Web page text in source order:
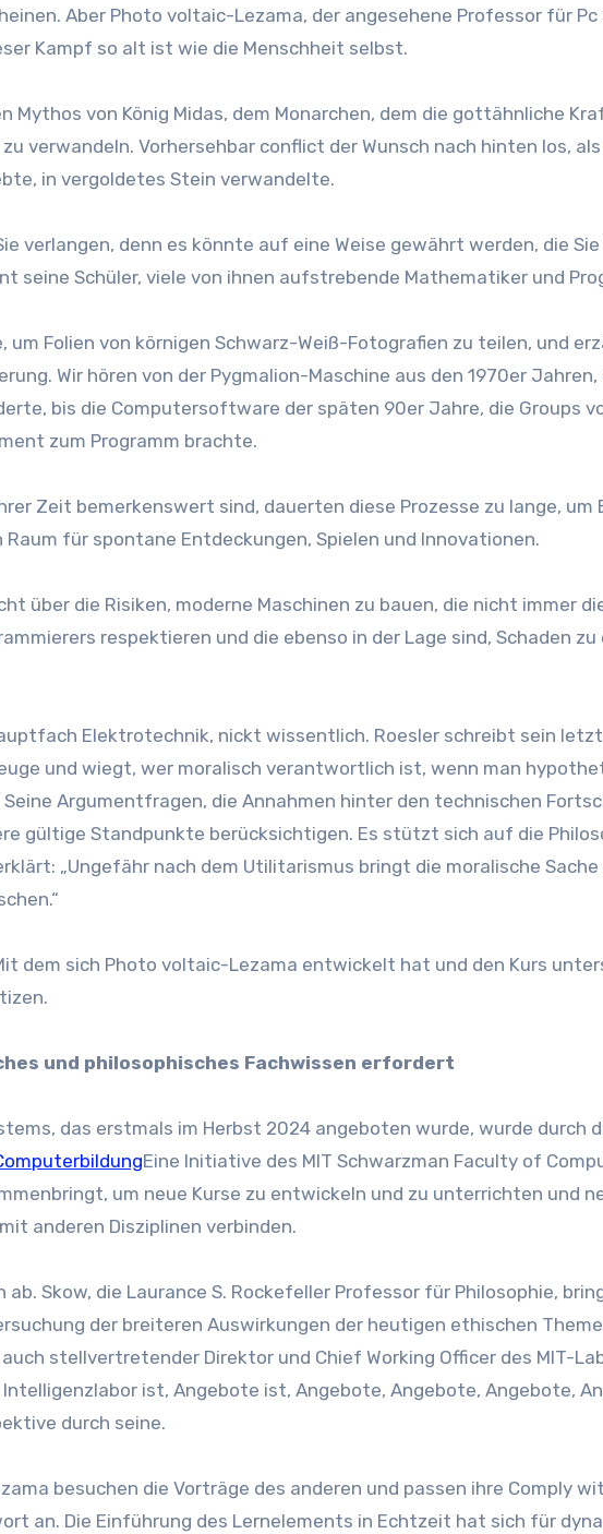
Aber Photo voltaic-Lezama, der angesehene Professor für Pc
Kampf so alt ist wie die Menschheit selbst.
Mythos von König Midas, dem Monarchen, dem die gottähnliche
verwandeln. Vorhersehbar conflict der Wunsch nach hinten los, als
in vergoldetes Stein verwandelte.
verlangen, denn es könnte auf eine Weise gewährt werden, die
seine Schüler, viele von ihnen aufstrebende Mathematiker und
um Folien von körnigen Schwarz-Weiß-Fotografien zu teilen, und
Wir hören von der Pygmalion-Maschine aus den 1970er
bis die Computersoftware der späten 90er Jahre, die Groups
zum Programm brachte.
Zeit bemerkenswert sind, dauerten diese Prozesse zu lange, um
Raum für spontane Entdeckungen, Spielen und Innovationen.
über die Risiken, moderne Maschinen zu bauen, die nicht immer
respektieren und die ebenso in der Lage sind, Schaden zu
Elektrotechnik, nickt wissentlich. Roesler schreibt sein
und wiegt, wer moralisch verantwortlich ist, wenn man
Argumentfragen, die Annahmen hinter den technischen
gültige Standpunkte berücksichtigen. Es stützt sich auf die
„Ungefähr nach dem Utilitarismus bringt die moralische
dem sich Photo voltaic-Lezama entwickelt hat und den Kurs
und philosophisches Fachwissen erfordert
das erstmals im Herbst 2024 angeboten wurde, wurde durch
Eine Initiative des MIT Schwarzman Faculty of
um neue Kurse zu entwickeln und zu unterrichten und
anderen Disziplinen verbinden.
ab. Skow, die Laurance S. Rockefeller Professor für Philosophie,
der breiteren Auswirkungen der heutigen ethischen
stellvertretender Direktor und Chief Working Officer des MIT-
ist, Angebote ist, Angebote, Angebote, Angebote,
durch seine.
besuchen die Vorträge des anderen und passen ihre Comply
an. Die Einführung des Lernelements in Echtzeit hat sich für